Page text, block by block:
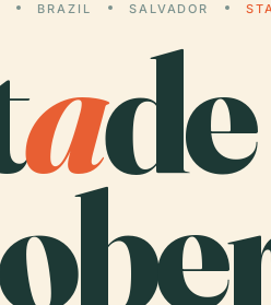
BRAZIL SALVADOR
ade